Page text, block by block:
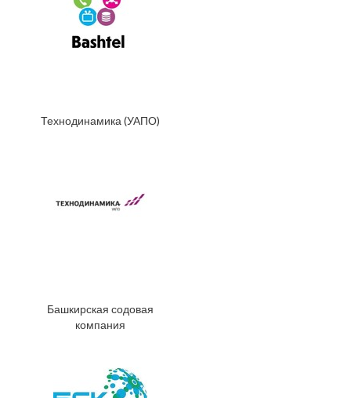
Технодинамика (УАПО)
Башкирская содовая
компания